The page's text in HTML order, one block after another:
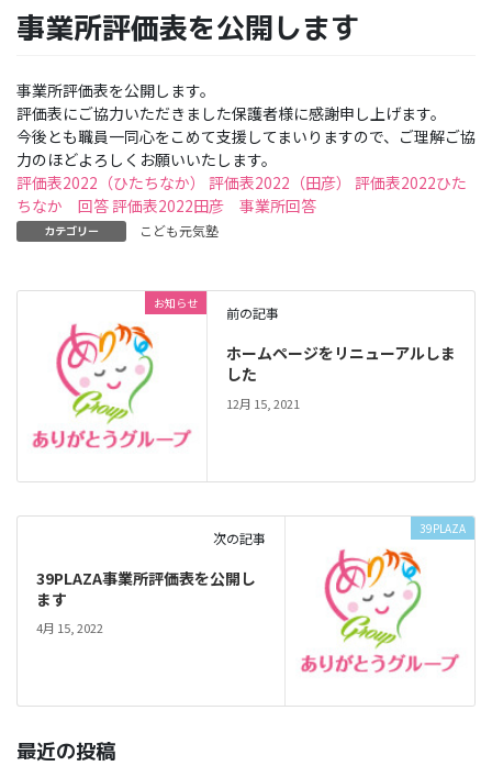
事業所評価表を公開します
事業所評価表を公開します。
評価表にご協力いただきました保護者様に感謝申し上げます。
今後とも職員一同心をこめて支援してまいりますので、ご理解ご協
力のほどよろしくお願いいたします。
評価表2022（ひたちなか）
評価表2022（田彦）
評価表2022ひた
ちなか 回答評価表2022田彦 事業所回答
カテゴリー こども元気塾
お知らせ
前の記事
ホームページをリニューアルしま
した
12月 15, 2021
39PLAZA
次の記事
39PLAZA事業所評価表を公開し
ます
4月 15, 2022
最近の投稿